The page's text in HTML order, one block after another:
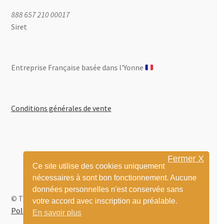
888 657 210 00017
Siret
Entreprise Française basée dans l'Yonne ​
Conditions générales de vente
© Thom BD 2026
Politique de confidentialité
Ce site utilise des cookies uniquement
nécessaires à sont bon fonctionnement. Aucune
données personnelles n'est conservée sans
votre accord avec inscription au préalable.
En savoir plus
Fermer X